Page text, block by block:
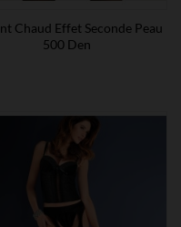
Chaud Effet Seconde Peau
500 Den